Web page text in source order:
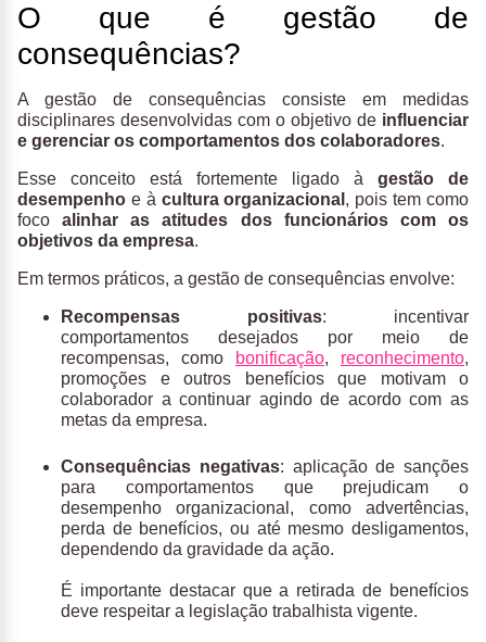
O que é gestão de
consequências?
A gestão de consequências consiste em medidas
disciplinares desenvolvidas com o objetivo de influenciar
e gerenciar os comportamentos dos colaboradores.
Esse conceito está fortemente ligado à gestão de
desempenho e à cultura organizacional , pois tem como
focoalinhar as atitudes dos funcionários com os
objetivos da empresa.
Em termos práticos, a gestão de consequências envolve:
Recompensas positivas: incentivar
comportamentos desejados por meio de
recompensas, como
bonificação, reconhecimento,
promoções e outros benefícios que motivam o
colaborador a continuar agindo de acordo com as
metas da empresa.
Consequências negativas: aplicação de sanções
para comportamentos que prejudicam o
desempenho organizacional, como advertências,
perda de benefícios, ou até mesmo desligamentos,
dependendo da gravidade da ação.
É importante destacar que a retirada de benefícios
deve respeitar a legislação trabalhista vigente.